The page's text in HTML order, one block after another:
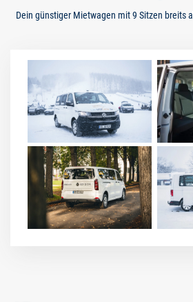
Dein günstiger Mietwagen mit 9 Sitzen breits